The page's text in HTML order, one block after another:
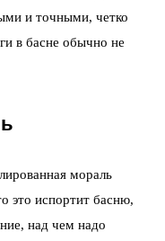
и точными, четко
в басне обычно не
мораль
это испортит басню,
над чем надо